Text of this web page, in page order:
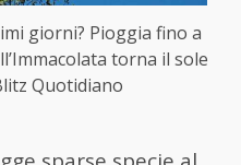
giorni? Pioggia fino a
torna il sole
Quotidiano